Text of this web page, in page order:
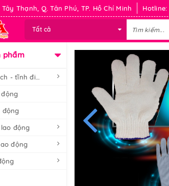
Thạnh, Q. Tân Phú, TP. Hồ Chí Minh Hotline:
Tất cả
phẩm
- tĩnh điện
động
động
động